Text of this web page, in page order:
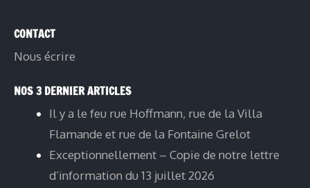
CONTACT
Nous écrire
NOS 3 DERNIER ARTICLES
Il y a le feu rue Hoffmann, rue de la Villa
Flamande et rue de la Fontaine Grelot
Exceptionnellement – Copie de notre lettre
d’information du 13 juillet 2026